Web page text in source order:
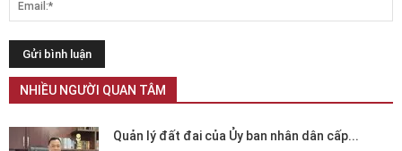
NHIỀU NGƯỜI QUAN TÂM
Quản lý đất đai của Ủy ban nhân dân cấp...